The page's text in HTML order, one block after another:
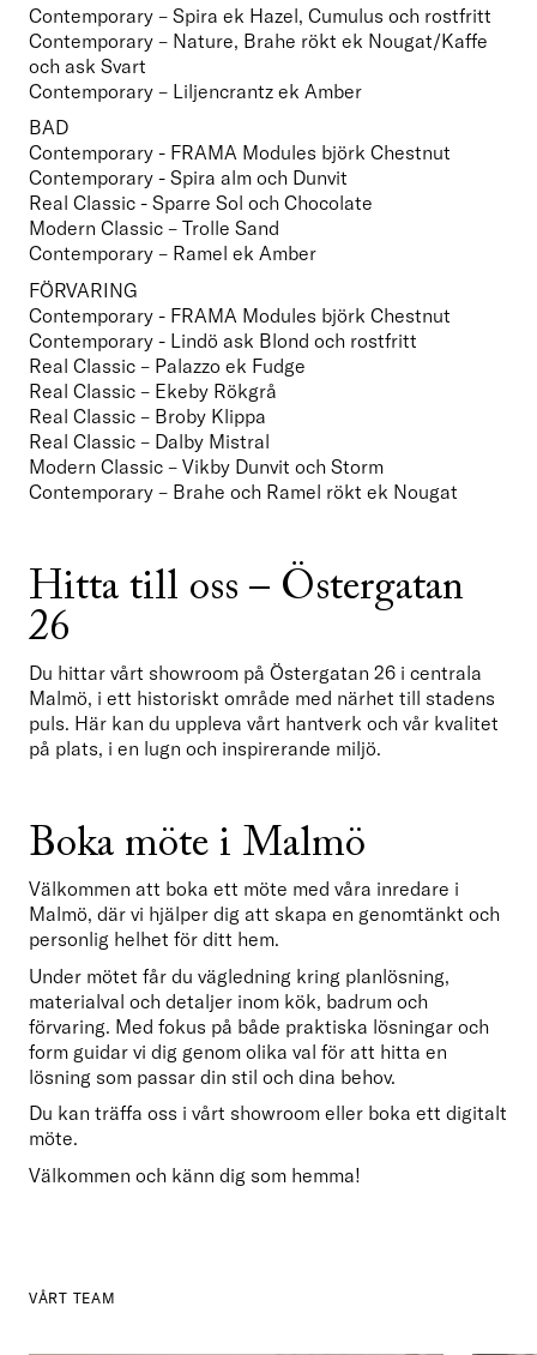
Contemporary – Spira ek Hazel, Cumulus och rostfritt
Contemporary – Nature, Brahe rökt ek Nougat/Kaffe
och ask Svart
BAD
Contemporary - FRAMA Modules björk Chestnut
Contemporary - Spira alm och Dunvit
Real Classic - Sparre Sol och Chocolate
Modern Classic – Trolle Sand
FÖRVARING
Contemporary - FRAMA Modules björk Chestnut
Contemporary - Lindö ask Blond och rostfritt
Real Classic – Palazzo ek Fudge
Real Classic – Ekeby Rökgrå
Real Classic – Broby Klippa
Real Classic – Dalby Mistral
Modern Classic – Vikby Dunvit och Storm
Hitta till oss – Östergatan
26
Du hittar vårt showroom på Östergatan 26 i centrala
Malmö, i ett historiskt område med närhet till stadens
puls. Här kan du uppleva vårt hantverk och vår kvalitet
på plats, i en lugn och inspirerande miljö.
Boka möte i Malmö
Välkommen att boka ett möte med våra inredare i
Malmö, där vi hjälper dig att skapa en genomtänkt och
personlig helhet för ditt hem.
Under mötet får du vägledning kring planlösning,
materialval och detaljer inom kök, badrum och
förvaring. Med fokus på både praktiska lösningar och
form guidar vi dig genom olika val för att hitta en
lösning som passar din stil och dina behov.
Du kan träffa oss i vårt showroom eller boka ett digitalt
Välkommen och känn dig som hemma!
VÅRT TEAM